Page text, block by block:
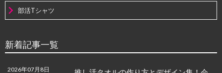
部活Tシャツ
新着記事一覧
2026年07月8日